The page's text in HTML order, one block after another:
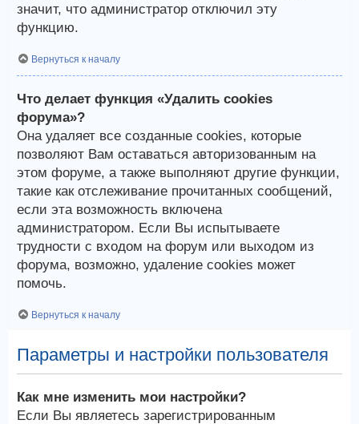
значит, что администратор отключил эту
функцию.
Вернуться к началу
Что делает функция «Удалить cookies
форума»?
Она удаляет все созданные cookies, которые
позволяют Вам оставаться авторизованным на
этом форуме, а также выполняют другие функции,
такие как отслеживание прочитанных сообщений,
если эта возможность включена
администратором. Если Вы испытываете
трудности с входом на форум или выходом из
форума, возможно, удаление cookies может
помочь.
Вернуться к началу
Параметры и настройки пользователя
Как мне изменить мои настройки?
Если Вы являетесь зарегистрированным